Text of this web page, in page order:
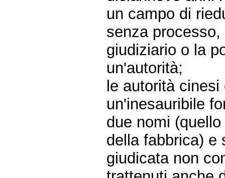
un campo di
senza
giudiziario o la
un'autorità;
le autorità
un'inesauribile
due nomi
della fabbrica) e
giudicata non